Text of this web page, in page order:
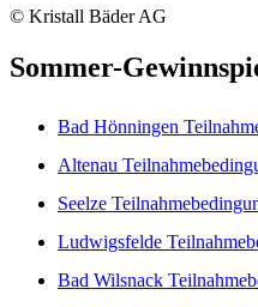
© Kristall Bäder AG
Sommer-
Bad Hönningen
Altenau
Seelze
Ludwigsfelde
Bad Wilsnack